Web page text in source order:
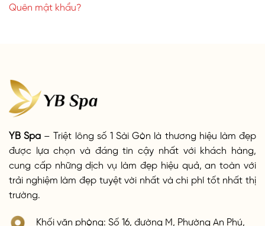
Quên mật khẩu?
YB Spa – Triệt lông số 1 Sài Gòn là thương hiệu làm đẹp
được lựa chọn và đáng tin cậy nhất với khách hàng,
cung cấp những dịch vụ làm đẹp hiệu quả, an toàn với
trải nghiệm làm đẹp tuyệt vời nhất và chi phí tốt nhất thị
trường.
Khối văn phòng: Số 16, đường M, Phường An Phú,